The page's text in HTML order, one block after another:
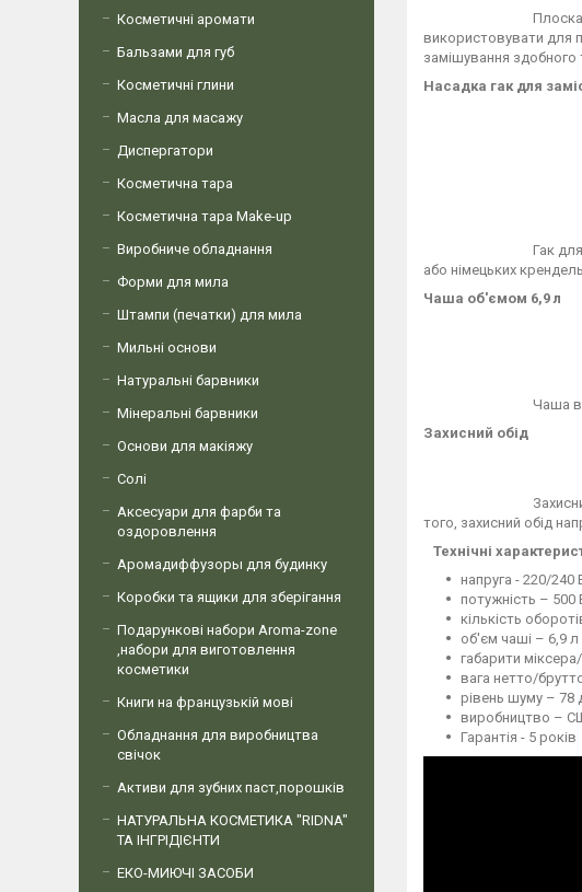
Плоска
використовувати для
замішування здобного
Насадка гак для
Гак
або німецьких
Чаша об'ємом 6,9 л
Чаша
Захисний обід
того, захисний обід
Технічні
напруга - 220/240
потужність – 500
кількість
об'єм чаші – 6,9 л
габарити
вага нетто/
рівень шуму – 78
виробництво –
Гарантія - 5 років
Косметичні аромати
Бальзами для губ
Косметичні глини
Масла для масажу
Диспергатори
Косметична тара
Косметична тара Make-up
Виробниче обладнання
Форми для мила
Штампи (печатки) для мила
Мильні основи
Натуральні барвники
Мінеральні барвники
Основи для макіяжу
Солі
Аксесуари для фарби та
оздоровлення
Аромадиффузоры для будинку
Коробки та ящики для зберігання
Подарункові набори Aroma-zone
,набори для виготовлення
косметики
Книги на французькій мові
Обладнання для виробництва
свічок
Активи для зубних паст,порошків
НАТУРАЛЬНА КОСМЕТИКА "RIDNA"
ТА ІНГРІДІЄНТИ
ЕКО-МИЮЧІ ЗАСОБИ